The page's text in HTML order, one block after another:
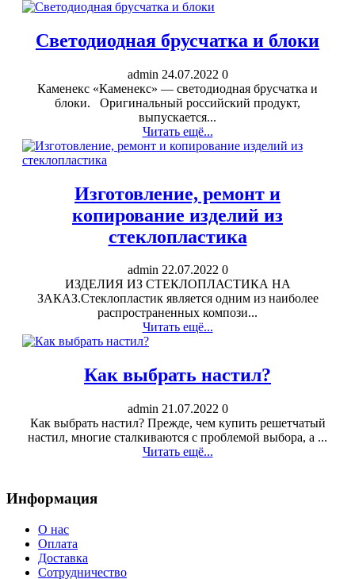
Светодиодная брусчатка и блоки
admin 24.07.2022 0
Каменекс «Каменекс» — светодиодная брусчатка и
блоки. Оригинальный российский продукт,
выпускается...
Читать ещё...
Изготовление, ремонт и
копирование изделий из
стеклопластика
admin 22.07.2022 0
ИЗДЕЛИЯ ИЗ СТЕКЛОПЛАСТИКА НА
ЗАКАЗ.Стеклопластик является одним из наиболее
распространенных компози...
Читать ещё...
Как выбрать настил?
admin 21.07.2022 0
Как выбрать настил? Прежде, чем купить решетчатый
настил, многие сталкиваются с проблемой выбора, а ...
Читать ещё...
Информация
О нас
Оплата
Доставка
Сотрудничество